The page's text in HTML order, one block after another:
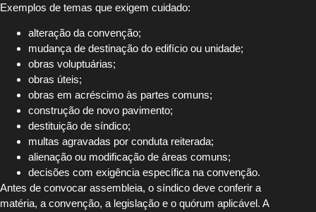
Exemplos de temas que exigem cuidado:
alteração da convenção;
mudança de destinação do edifício ou unidade;
obras voluptuárias;
obras úteis;
obras em acréscimo às partes comuns;
construção de novo pavimento;
destituição de síndico;
multas agravadas por conduta reiterada;
alienação ou modificação de áreas comuns;
decisões com exigência específica na convenção.
Antes de convocar assembleia, o síndico deve conferir a
matéria, a convenção, a legislação e o quórum aplicável. A